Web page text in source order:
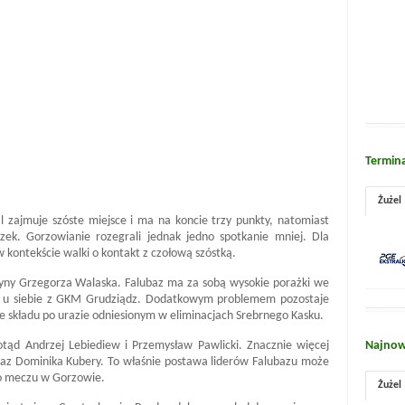
zajmuje szóste miejsce i ma na koncie trzy punkty, natomiast
Gorzowianie rozegrali jednak jedno spotkanie mniej. Dla
walki o kontakt z czołową szóstką.
Grzegorza Walaska. Falubaz ma za sobą wysokie porażki we
siebie z GKM Grudziądz. Dodatkowym problemem pozostaje
po urazie odniesionym w eliminacjach Srebrnego Kasku.
Andrzej Lebiediew i Przemysław Pawlicki. Znacznie więcej
Dominika Kubery. To właśnie postawa liderów Falubazu może
meczu w Gorzowie.
Żużel
Żużel